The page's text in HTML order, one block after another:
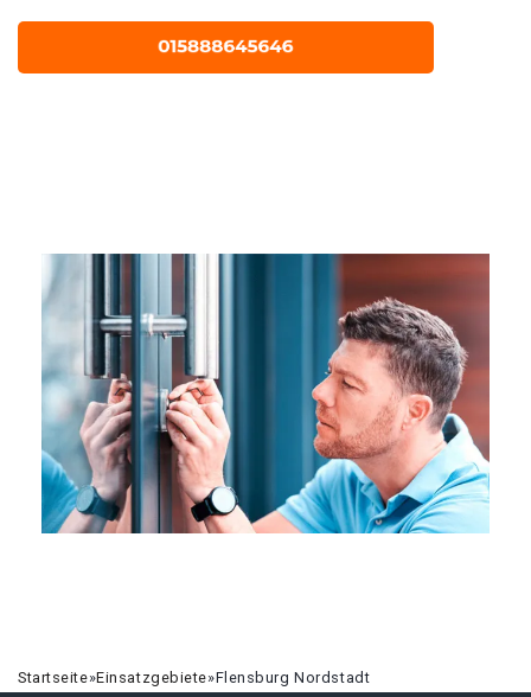
Startseite»Einsatzgebiete»Flensburg Nordstadt